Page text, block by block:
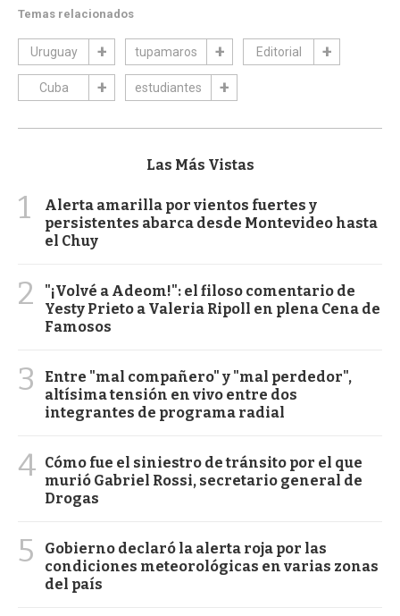
Temas relacionados
Uruguay tupamaros Editorial
Cuba estudiantes
Las Más Vistas
1
Alerta amarilla por vientos fuertes y
persistentes abarca desde Montevideo hasta
el Chuy
2
"¡Volvé a Adeom!": el filoso comentario de
Yesty Prieto a Valeria Ripoll en plena Cena de
Famosos
3
Entre "mal compañero" y "mal perdedor",
altísima tensión en vivo entre dos
integrantes de programa radial
4 Cómo fue el siniestro de tránsito por el que
murió Gabriel Rossi, secretario general de
Drogas
5
Gobierno declaró la alerta roja por las
condiciones meteorológicas en varias zonas
del país